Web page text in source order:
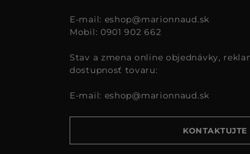
E-mail: eshop@marionnaud.sk
Mobil: 0901 902 662
Stav a zmena online objednávky,
dostupnosť tovaru:
E-mail: eshop@marionnaud.sk
KONTAKTUJTE